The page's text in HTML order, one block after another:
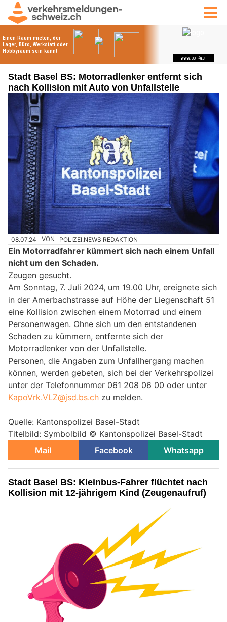
Stadt Basel BS: Motorradlenker entfernt sich
nach Kollision mit Auto von Unfallstelle
08.07.24 VON POLIZEI.NEWS REDAKTION
Ein Motorradfahrer kümmert sich nach einem Unfall
nicht um den Schaden.
Zeugen gesucht.
Am Sonntag, 7. Juli 2024, um 19.00 Uhr, ereignete sich
in der Amerbachstrasse auf Höhe der Liegenschaft 51
eine Kollision zwischen einem Motorrad und einem
Personenwagen. Ohne sich um den entstandenen
Schaden zu kümmern, entfernte sich der
Motorradlenker von der Unfallstelle.
Personen, die Angaben zum Unfallhergang machen
können, werden gebeten, sich bei der Verkehrspolizei
unter der Telefonnummer 061 208 06 00 oder unter
KapoVrk.VLZ@jsd.bs.ch zu melden.
Quelle: Kantonspolizei Basel-Stadt
Titelbild: Symbolbild © Kantonspolizei Basel-Stadt
Mail
Facebook Whatsapp
Stadt Basel BS: Kleinbus-Fahrer flüchtet nach
Kollision mit 12-jährigem Kind (Zeugenaufruf)